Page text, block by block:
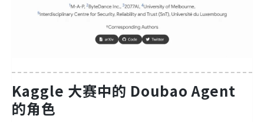
Kaggle 大赛中的 Doubao Agent
的角色